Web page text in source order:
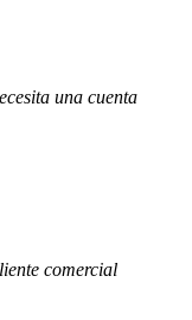
una cuenta
comercial